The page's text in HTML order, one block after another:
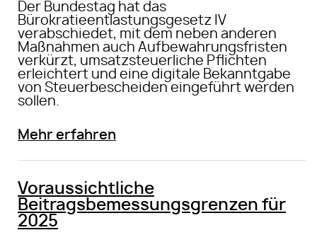
Der Bundestag hat das
Bürokratieentlastungsgesetz IV
verabschiedet, mit dem neben anderen
Maßnahmen auch Aufbewahrungsfristen
verkürzt, umsatzsteuerliche Pflichten
erleichtert und eine digitale Bekanntgabe
von Steuerbescheiden eingeführt werden
sollen.
Mehr erfahren
Voraussichtliche
Beitragsbemessungsgrenzen für
2025